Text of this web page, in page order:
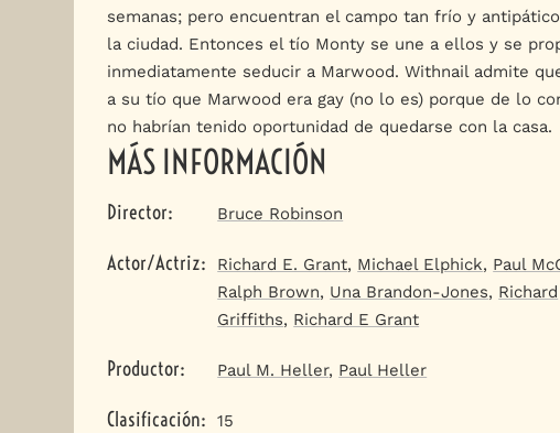
semanas; pero encuentran el campo tan frío y
la ciudad. Entonces el tío Monty se une a ellos y se
inmediatamente seducir a Marwood. Withnail admite
a su tío que Marwood era gay (no lo es) porque de lo
no habrían tenido oportunidad de quedarse con la casa.
MÁS INFORMACIÓN
Director: Bruce Robinson
Actor/Actriz: Richard E. Grant, Michael Elphick, Paul
Ralph Brown, Una Brandon-Jones, Richard
Griffiths, Richard E Grant
Productor: Paul M. Heller, Paul Heller
Clasificación: 15